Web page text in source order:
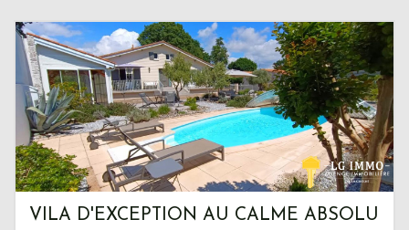
VILA D'EXCEPTION AU CALME ABSOLU